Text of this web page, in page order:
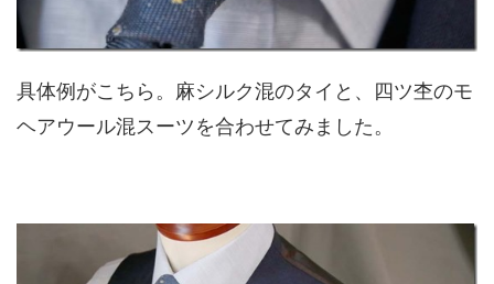
具体例がこちら。麻シルク混のタイと、四ツ杢のモ
ヘアウール混スーツを合わせてみました。